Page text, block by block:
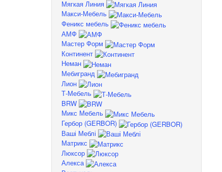
Мягкая Линия
Макси-Мебель
Феникс мебель
АМФ
Мастер Форм
Континент
Неман
Мебигранд
Лион
Т-Мебель
BRW
Микс Мебель
Гербор (GERBOR)
Ваші Меблі
Матрикс
Люксор
Алекса